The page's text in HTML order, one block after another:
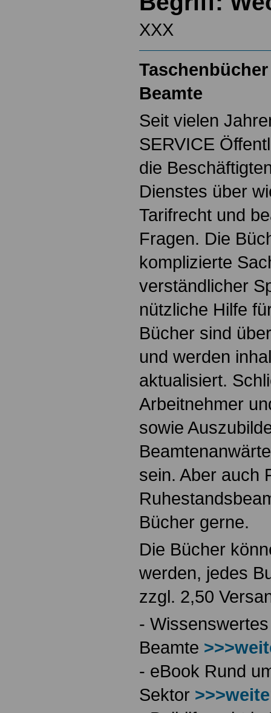
XXX
Beamte
Seit vielen
SERVICE
die
Dienstes über
Tarifrecht und
Fragen. Die
komplizierte
verständlicher
nützliche Hilfe
Bücher sind
und werden
aktualisiert.
Arbeitnehmer
sowie
sein. Aber auch
Bücher gerne.
Die Bücher
werden, jedes
zzgl. 2,50
-
Beamte
- eBook Rund
Sektor